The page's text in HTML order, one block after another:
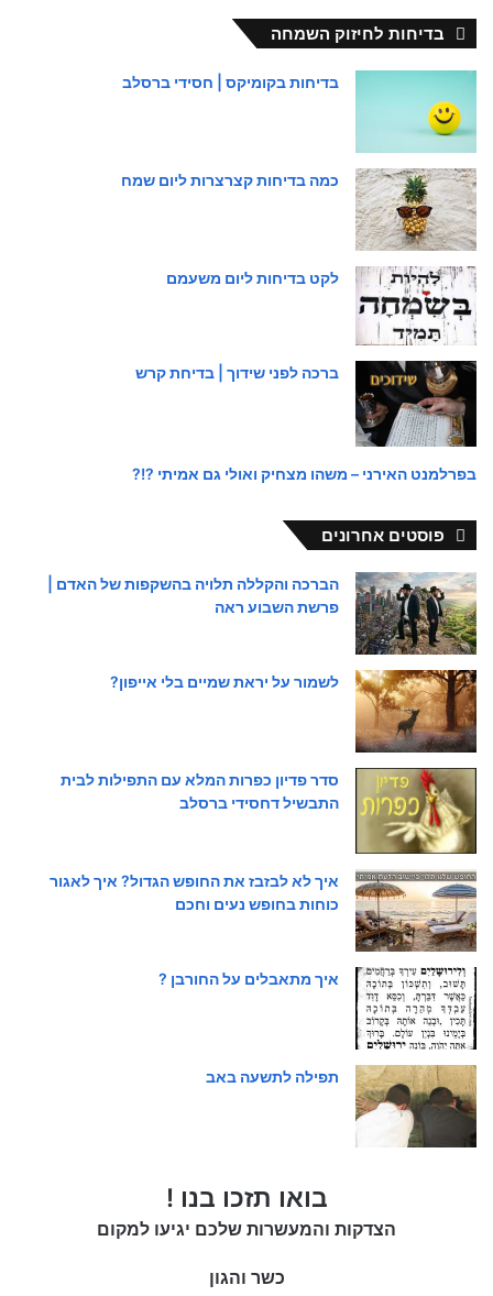
בדיחות לחיזוק השמחה
בדיחות בקומיקס | חסידי ברסלב
כמה בדיחות קצרצרות ליום שמח
לקט בדיחות ליום משעמם
ברכה לפני שידוך | בדיחת קרש
בפרלמנט האירני – משהו מצחיק ואולי גם אמיתי ?!?
פוסטים אחרונים
הברכה והקללה תלויה בהשקפות של האדם |
פרשת השבוע ראה
לשמור על יראת שמיים בלי אייפון?
סדר פדיון כפרות המלא עם התפילות לבית
התבשיל דחסידי ברסלב
איך לא לבזבז את החופש הגדול? איך לאגור
כוחות בחופש נעים וחכם
איך מתאבלים על החורבן ?
תפילה לתשעה באב
בואו תזכו בנו !
הצדקות והמעשרות שלכם יגיעו למקום
כשר והגון